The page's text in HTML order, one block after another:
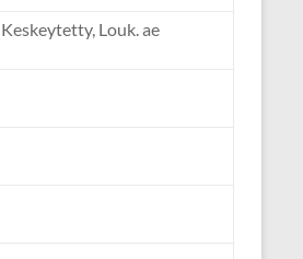
Keskeytetty, Louk. ae